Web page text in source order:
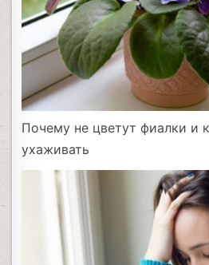
Почему не цветут фиалки и
ухаживать